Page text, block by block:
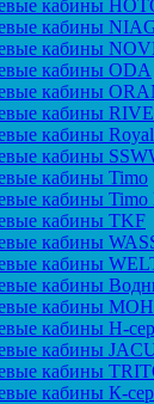
кабины
кабины
кабины
кабины ODA
кабины
кабины
кабины
кабины
кабины Timo
кабины Timo
кабины TKF
кабины
кабины
кабины
кабины
кабины H-
кабины
кабины
кабины К-